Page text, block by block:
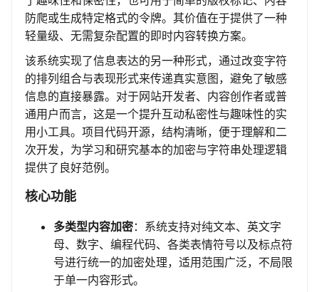
防爬或生成特定格式的令牌。其价值在于提供了一种
轻量级、无需复杂配置的即时内容转换方案。
该系统实现了信息表达的另一种形式，通过改变字符
的排列组合与表现形式来传递真实意图，避免了敏感
信息的直接暴露。对于网站开发者、内容创作者或普
通用户而言，这是一个提升互动私密性与趣味性的实
用小工具。项目代码开源，结构清晰，便于理解和二
次开发，为学习和研究基本的加密与字符串处理逻辑
提供了良好范例。
核心功能
多类型内容加密：系统支持对纯文本、英文字
母、数字、编程代码、各类表情符号以及标点符
号进行统一的加密处理，适用范围广泛，不局限
于单一内容形式。